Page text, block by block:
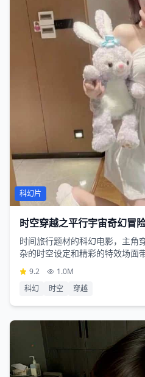
科幻片
时空穿越之平行宇宙奇幻冒
时间旅行题材的科幻电影，主角
杂的时空设定和精彩的特效场面
9.2 1.0M
科幻
时空 穿越